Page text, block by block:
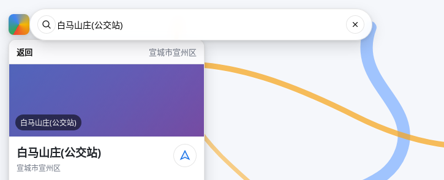
返回 宣城市宣州区
白马山庄(公交站)
白马山庄(公交站)
宣城市宣州区